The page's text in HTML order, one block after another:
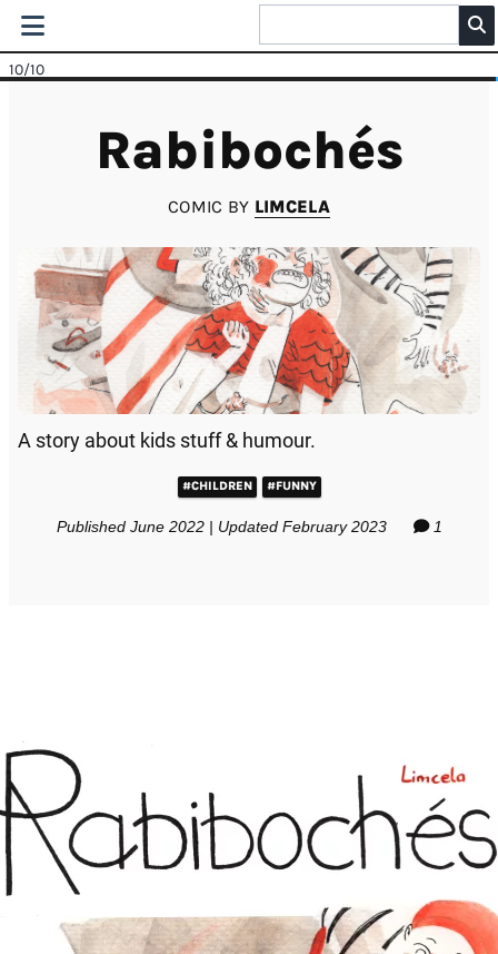
10/10
Rabibochés
COMIC BY LIMCELA
A story about kids stuff & humour.
#CHILDREN #FUNNY
Published June 2022 | Updated February 2023 1